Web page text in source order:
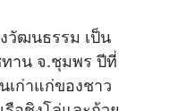
วัฒนธรรม เป็น
าน จ.ชุมพร ปีที่
ก่าแก่ของชาว